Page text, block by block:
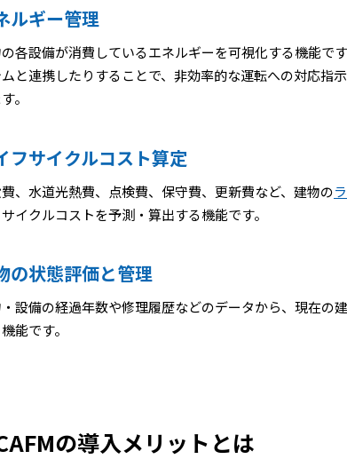
ルギー管理
各設備が消費しているエネルギーを可視化する機能で
と連携したりすることで、非効率的な運転への対応指
。
フサイクルコスト算定
、水道光熱費、点検費、保守費、更新費など、建物の
イクルコストを予測・算出する機能です。
の状態評価と管理
設備の経過年数や修理履歴などのデータから、現在の
能です。
の導入メリットとは